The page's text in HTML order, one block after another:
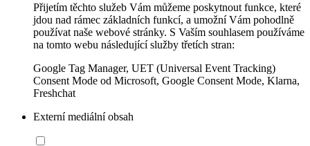
Přijetím těchto služeb Vám můžeme poskytnout funkce, které
jdou nad rámec základních funkcí, a umožní Vám pohodlně
používat naše webové stránky. S Vaším souhlasem používáme
na tomto webu následující služby třetích stran:
Google Tag Manager, UET (Universal Event Tracking)
Consent Mode od Microsoft, Google Consent Mode, Klarna,
Freshchat
Externí mediální obsah